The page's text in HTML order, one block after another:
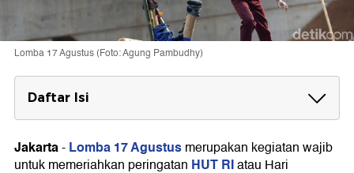
Lomba 17 Agustus (Foto: Agung Pambudhy)
Daftar Isi
15 Contoh Lomba 17 Agustus Anak-anak
1. Lomba Memindahkan Bendera
2. Lomba Cerdas Cermat
Jakarta-Lomba 17 Agustusmerupakan kegiatan wajib
untuk memeriahkan peringatan HUT RIatau Hari